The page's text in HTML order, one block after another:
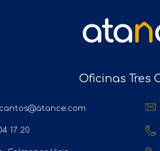
Oficinas Tres
17 20